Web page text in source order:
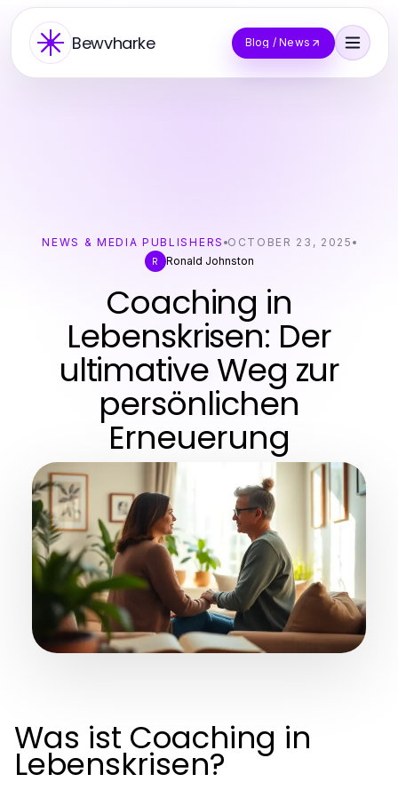
Bewvharke Blog / News
NEWS & MEDIA PUBLISHERS OCTOBER 23, 2025
R
Ronald Johnston
Coaching in
Lebenskrisen: Der
ultimative Weg zur
persönlichen
Erneuerung
Was ist Coaching in
Lebenskrisen?